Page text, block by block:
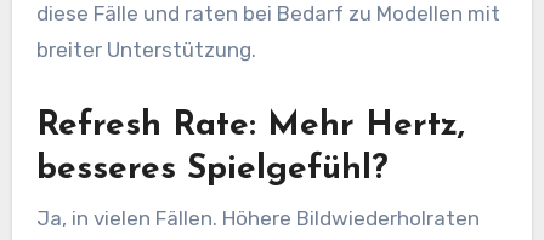
diese Fälle und raten bei Bedarf zu Modellen mit
breiter Unterstützung.
Refresh Rate: Mehr Hertz,
besseres Spielgefühl?
Ja, in vielen Fällen. Höhere Bildwiederholraten